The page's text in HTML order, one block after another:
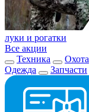
луки и рогатки
Все акции
Техника
Охота
Одежда
Запчасти